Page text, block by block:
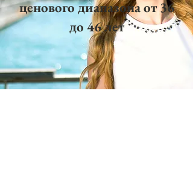
ценового диапазона от 36
до 46 лет